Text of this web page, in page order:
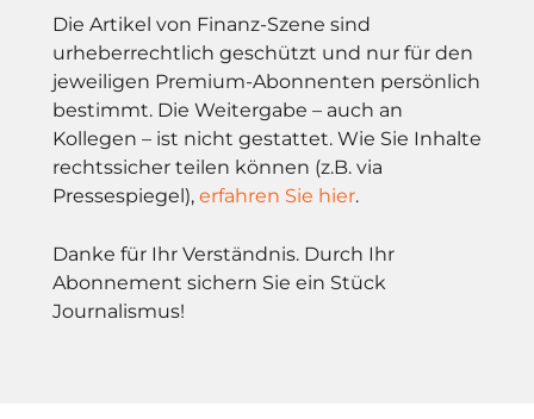
Die Artikel von Finanz-Szene sind
urheberrechtlich geschützt und nur für den
jeweiligen Premium-Abonnenten persönlich
bestimmt. Die Weitergabe – auch an
Kollegen – ist nicht gestattet. Wie Sie Inhalte
rechtssicher teilen können (z.B. via
Pressespiegel), erfahren Sie hier.
Danke für Ihr Verständnis. Durch Ihr
Abonnement sichern Sie ein Stück
Journalismus!